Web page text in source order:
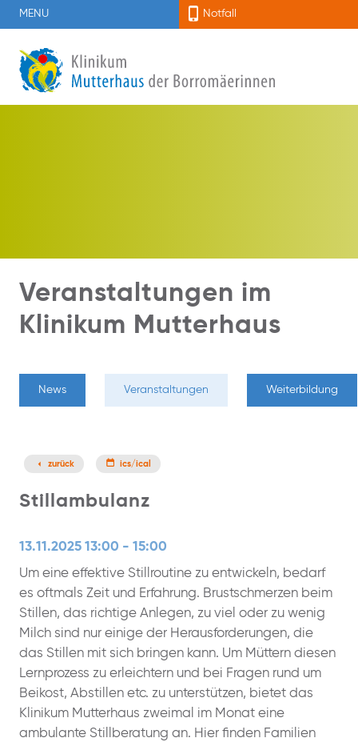
MENU Notfall
Veranstaltungen im
Klinikum Mutterhaus
News Veranstaltungen Weiterbildung
Stillambulanz
13.11.2025 13:00 - 15:00
Um eine effektive Stillroutine zu entwickeln, bedarf
es oftmals Zeit und Erfahrung. Brustschmerzen beim
Stillen, das richtige Anlegen, zu viel oder zu wenig
Milch sind nur einige der Herausforderungen, die
das Stillen mit sich bringen kann. Um Müttern diesen
Lernprozess zu erleichtern und bei Fragen rund um
Beikost, Abstillen etc. zu unterstützen, bietet das
Klinikum Mutterhaus zweimal im Monat eine
ambulante Stillberatung an. Hier finden Familien
zurück ics/ical